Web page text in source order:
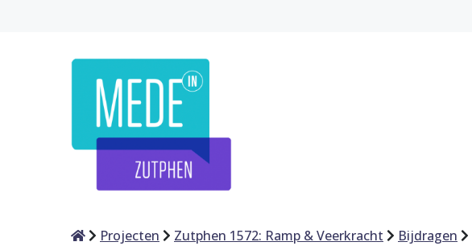
HomeProjecten Zutphen 1572: Ramp & Veerkracht Bijdragen